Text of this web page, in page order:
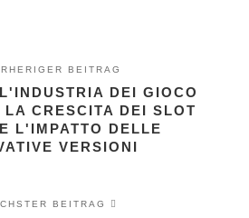
BEITRAG
DEI GIOCO
CRESCITA DEI SLOT
L'IMPATTO DELLE
VERSIONI
BEITRAG